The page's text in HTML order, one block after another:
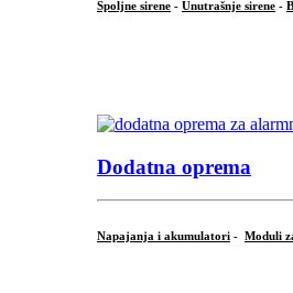
Spoljne sirene - Unutrašnje sirene -
Dodatna oprema
Napajanja i akumulatori - Moduli